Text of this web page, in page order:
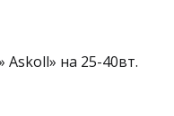
Askoll» на 25-40вт.